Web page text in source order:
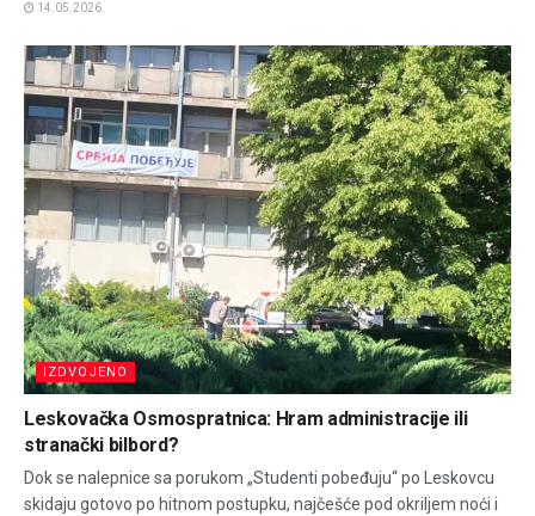
14.05.2026.
IZDVOJENO
Leskovačka Osmospratnica: Hram administracije ili
stranački bilbord?
Dok se nalepnice sa porukom „Studenti pobeđuju“ po Leskovcu
skidaju gotovo po hitnom postupku, najčešće pod okriljem noći i